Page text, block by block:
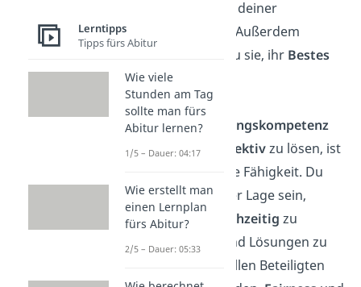
Entwicklung deiner
Mitarbeiter. Außerdem
inspirierst du sie, ihr Bestes
zu geben.
Konfliktlösungskompetenz
Konflikte
effektivzu lösen, ist
eine wichtige Fähigkeit. Du
solltest in der Lage sein,
Konflikte
frühzeitig zu
erkennen und Lösungen zu
finden, die allen Beteiligten
Lerntipps
Tipps fürs Abitur
Wie viele
Stunden am Tag
sollte man fürs
Abitur lernen?
1/5 – Dauer: 04:17
Wie erstellt man
einen Lernplan
fürs Abitur?
2/5 – Dauer: 05:33